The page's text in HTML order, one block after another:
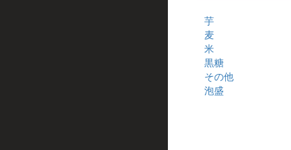
芋
麦
米
黒糖
その他
泡盛